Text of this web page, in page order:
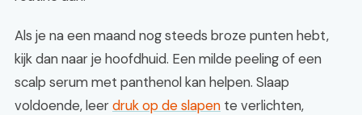
Als je na een maand nog steeds broze punten hebt,
kijk dan naar je hoofdhuid. Een milde peeling of een
scalp serum met panthenol kan helpen. Slaap
voldoende, leerdruk op de slapen te verlichten,